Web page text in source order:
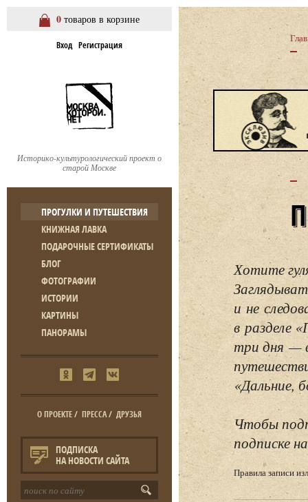
0 товаров в корзине
Вход Регистрация
Историко-культурологический проект о
старой Москве
ПРОГУЛКИ И ПУТЕШЕСТВИЯ
КНИЖНАЯ ЛАВКА
ПОДАРОЧНЫЕ СЕРТИФИКАТЫ
БЛОГ
ФОТОГРАФИИ
ИСТОРИИ
КАРТИНЫ
ПАНОРАМЫ
О ПРОЕКТЕ/ ПРЕССА/ ДРУЗЬЯ
ПОДПИСКА
НА НОВОСТИ САЙТА
Хотите
и не
в разделе
три дня —
«Дальние,
Чтобы
подписке
Правила записи